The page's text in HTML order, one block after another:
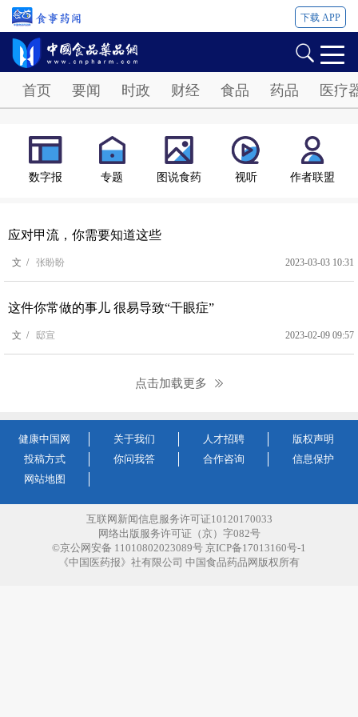
下载 APP
首页 要闻 时政 财经 食品 药品 医疗
数字报 专题 图说食药 视听 作者联盟
应对甲流，你需要知道这些
文 / 张盼盼 2023-03-03 10:31
这件你常做的事儿 很易导致“干眼症”
文 / 邸宣 2023-02-09 09:57
点击加载更多
健康中国网 关于我们 人才招聘
版权声明
投稿方式
你问我答 合作咨询
信息保护
网站地图
互联网新闻信息服务许可证10120170033
网络出版服务许可证（京）字082号
©京公网安备 11010802023089号 京ICP备17013160号-1
《中国医药报》社有限公司 中国食品药品网版权所有